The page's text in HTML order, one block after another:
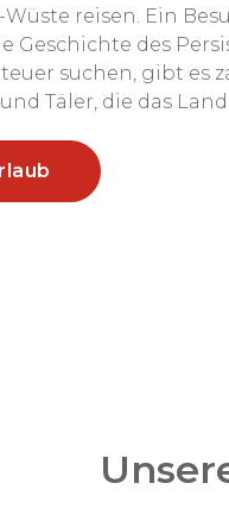
reisen. Ein
Geschichte des
suchen, gibt es
Täler, die das